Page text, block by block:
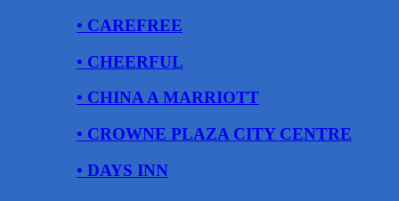
• CAREFREE
• CHEERFUL
• CHINA A MARRIOTT
• CROWNE PLAZA CITY CENTRE
• DAYS INN